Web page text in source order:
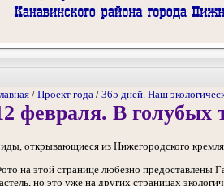
/ Проект года / 365 дней. Наш
февраля. В голубых
открывающиеся из Нижегородского
на этой странице любезно предоставлены
но это уже на других страницах